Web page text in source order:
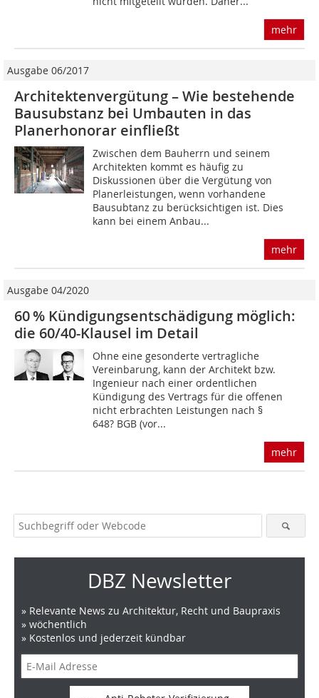
mehr
Ausgabe 06/2017
Architektenvergütung – Wie bestehende
Bausubstanz bei Umbauten in das
Planerhonorar einfließt
Zwischen dem Bauherrn und seinem
Architekten kommt es häufig zu
Diskussionen über die Vergütung von
Planerleistungen, wenn vorhandene
Bausubtanz zu berücksichtigen ist. Dies
kann bei einem Anbau...
mehr
Ausgabe 04/2020
60 % Kündigungsentschädigung möglich:
die 60/40-Klausel im Detail
Ohne eine gesonderte vertragliche
Vereinbarung, kann der Architekt bzw.
Ingenieur nach einer ordentlichen
Kündigung des Vertrags für die offenen
nicht erbrachten Leistungen nach §
648? BGB (vor...
mehr
DBZ Newsletter
» Relevante News zu Architektur, Recht und Baupraxis
» wöchentlich
» Kostenlos und jederzeit kündbar